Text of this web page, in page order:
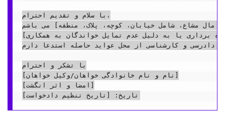
با سلام و تقدیم احترام،
مشاع، شامل خیابان، کوچه، پلاک، منطقه] می باشم.
برداری یا به دلیل عدم تمایل خواندگان به همکاری].
و تقسیم عواید حاصله به نسبت سهام قانونی شرکا را به همراه پرداخت کلیه هزینه های دادرسی و کارشناسی از محل عواید حاصله استدعا دارم.
با تشکر و احترام